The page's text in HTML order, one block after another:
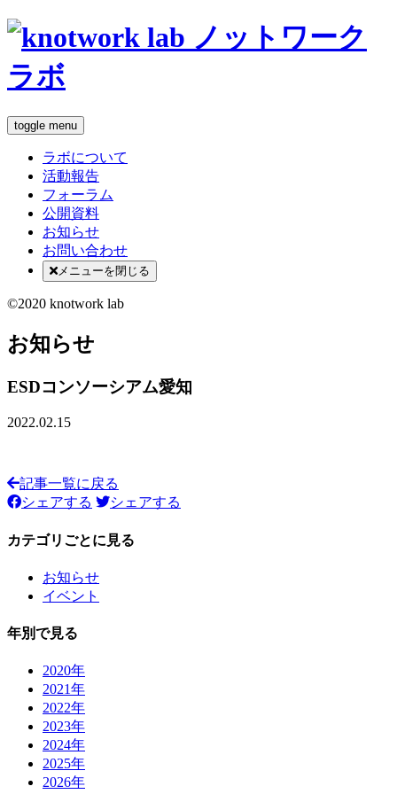
toggle menu
ラボについて
活動報告
フォーラム
公開資料
お知らせ
お問い合わせ
メニューを閉じる
©2020 knotwork lab
お知らせ
ESDコンソーシアム愛知
2022.02.15
記事一覧に戻る
シェアする
シェアする
カテゴリごとに見る
お知らせ
イベント
年別で見る
2020年
2021年
2022年
2023年
2024年
2025年
2026年